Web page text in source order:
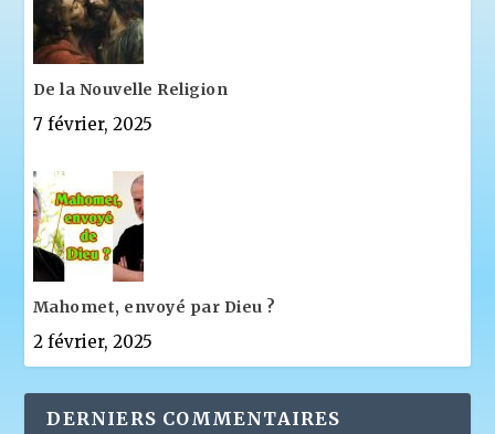
De la Nouvelle Religion
7 février, 2025
Mahomet, envoyé par Dieu ?
2 février, 2025
DERNIERS COMMENTAIRES